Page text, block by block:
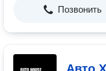
Позвонить